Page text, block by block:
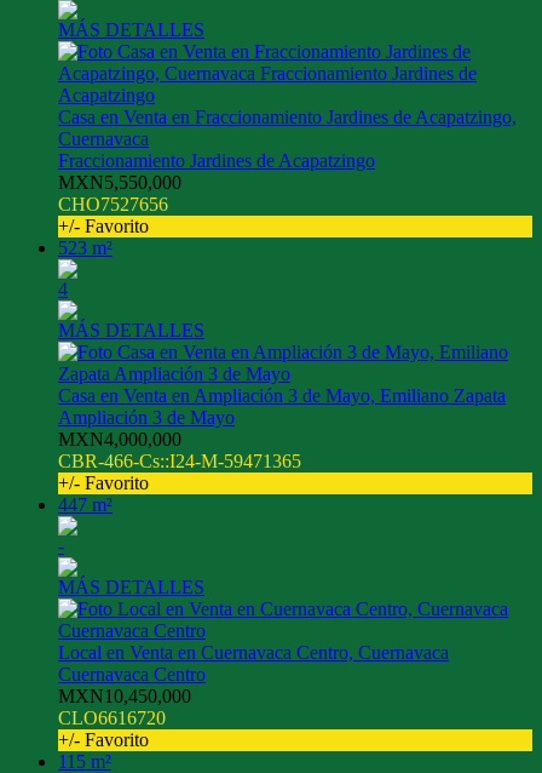
MÁS DETALLES
Casa en Venta en Fraccionamiento Jardines de Acapatzingo,
Cuernavaca
Fraccionamiento Jardines de Acapatzingo
MXN5,550,000
CHO7527656
+/- Favorito
523 m²
4
MÁS DETALLES
Casa en Venta en Ampliación 3 de Mayo, Emiliano Zapata
Ampliación 3 de Mayo
MXN4,000,000
CBR-466-Cs::I24-M-59471365
+/- Favorito
447 m²
-
MÁS DETALLES
Local en Venta en Cuernavaca Centro, Cuernavaca
Cuernavaca Centro
MXN10,450,000
CLO6616720
+/- Favorito
115 m²